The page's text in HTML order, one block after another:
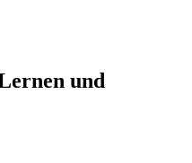
und